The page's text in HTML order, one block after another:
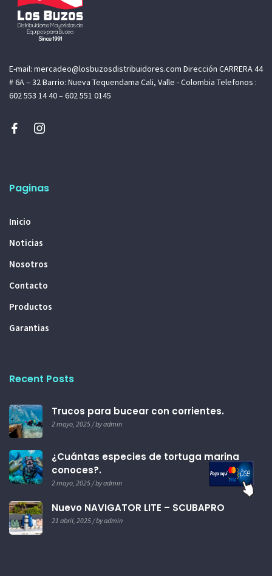
E-mail: mercadeo@losbuzosdistribuidores.com Dirección CARRERA 44
# 6A – 32 Barrio: Nueva Tequendama Cali, Valle - Colombia Telefonos :
602 553 14 40 – 602 551 0145
Paginas
Inicio
Noticias
Nosotros
Contacto
Productos
Garantias
Recent Posts
Trucos para bucear con corrientes.
2 mayo, 2025 / by admin
¿Cuántas especies de tortuga marina
conoces?.
2 mayo, 2025 / by admin
Nuevo NAVIGATOR LITE – SCUBAPRO
21 abril, 2025 / by admin